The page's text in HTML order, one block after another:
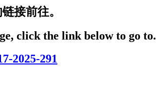
接前往。
click the link below to go to.
2025-291